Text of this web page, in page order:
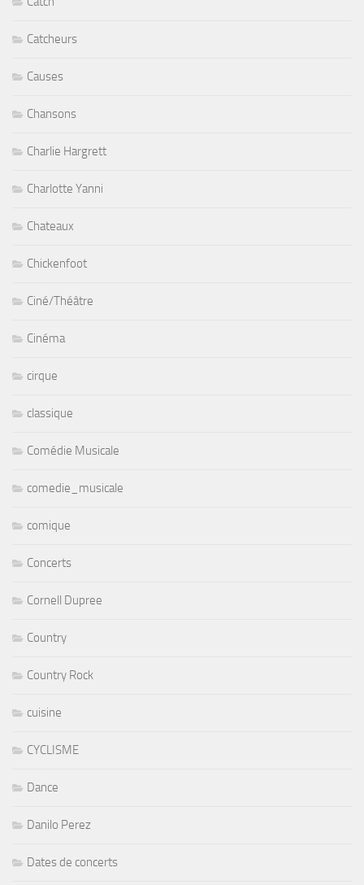
Catcheurs
Causes
Chansons
Charlie Hargrett
Charlotte Yanni
Chateaux
Chickenfoot
Ciné/Théâtre
Cinéma
cirque
classique
Comédie Musicale
comedie_musicale
comique
Concerts
Cornell Dupree
Country
Country Rock
cuisine
CYCLISME
Dance
Danilo Perez
Dates de concerts